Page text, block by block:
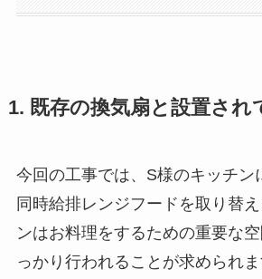
1. 既存の換気扇と設置され
今回の工事では、S様のキッチン
同時給排レンジフードを取り替
ンはお料理をするための重要な
っかり行われることが求められま